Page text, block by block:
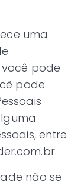
uma
pode
pode
entre
não se